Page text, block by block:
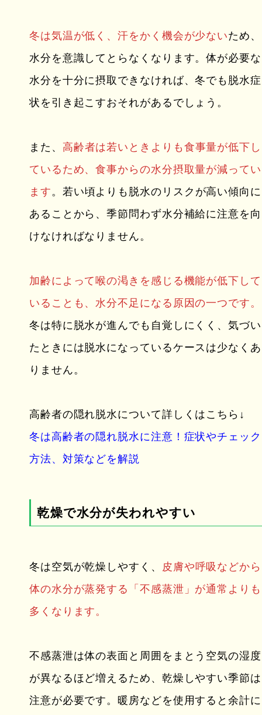
冬は気温が低く、汗をかく機会が少ないため、
水分を意識してとらなくなります。体が必要な
水分を十分に摂取できなければ、冬でも脱水症
状を引き起こすおそれがあるでしょう。
また、 高齢者は若いときよりも食事量が低下し
ているため、食事からの水分摂取量が減ってい
ます 。若い頃よりも脱水のリスクが高い傾向に
あることから、季節問わず水分補給に注意を向
けなければなりません。
加齢によって喉の渇きを感じる機能が低下して
いることも、水分不足になる原因の一つです。
冬は特に脱水が進んでも自覚しにくく、気づい
たときには脱水になっているケースは少なくあ
りません。
高齢者の隠れ脱水について詳しくはこちら↓
冬は高齢者の隠れ脱水に注意！症状やチェック
方法、対策などを解説
乾燥で水分が失われやすい
冬は空気が乾燥しやすく、
皮膚や呼吸などから
体の水分が蒸発する「不感蒸泄」が通常よりも
多くなります。
不感蒸泄は体の表面と周囲をまとう空気の湿度
が異なるほど増えるため、乾燥しやすい季節は
注意が必要です。暖房などを使用すると余計に